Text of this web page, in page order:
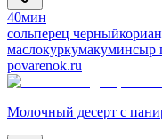
40мин
сольперец черный
маслокуркумакуминсыр
povarenok.ru
Молочный десерт с